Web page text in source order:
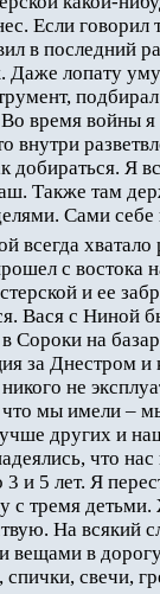
Если говорил
в последний
лопату
время войны я
внутри
добираться. Я
Также там
Сами
всегда
с востока
и ее
Вася с Ниной
Сороки на
за Днестром
не
что мы имели –
других и
что
и 5 лет. Я
с тремя
На всякий
в
спички, свечи,